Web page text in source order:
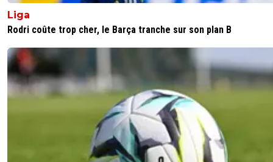
Liga
Rodri coûte trop cher, le Barça tranche sur son plan B